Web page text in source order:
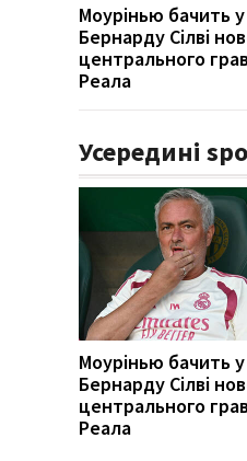
Моурінью бачить у
Бернарду Сілві
центрального
Реала
Усередині
Моурінью бачить у
Бернарду Сілві
центрального
Реала